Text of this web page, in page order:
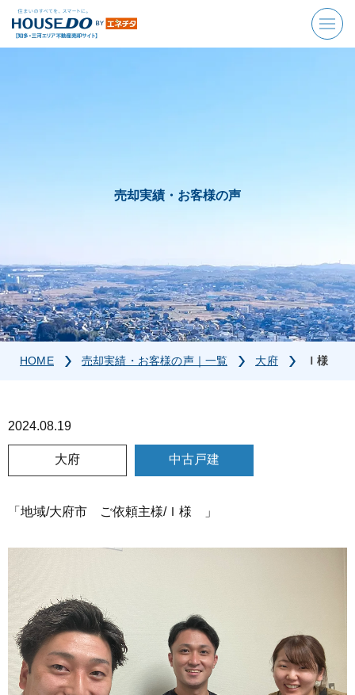
売却実績・お客様の声
HOME 売却実績・お客様の声｜一覧 大府 Ｉ様
2024.08.19
大府 中古戸建
「地域/大府市 ご依頼主様/Ｉ様 」